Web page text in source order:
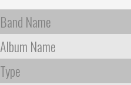
Band Name
Album Name
Type